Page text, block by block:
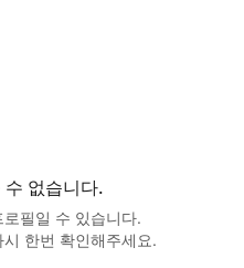
없습니다.
필일 수 있습니다.
한번 확인해주세요.